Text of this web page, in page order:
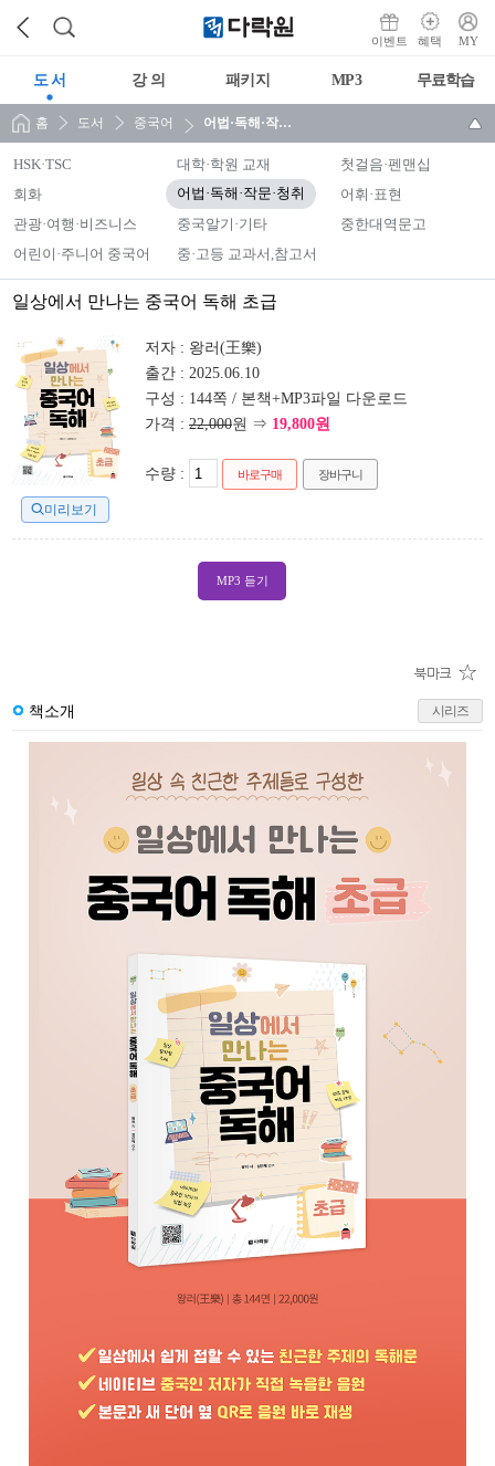
이벤트 혜택 MY
도 서 강 의 패키지 MP3 무료학습
홈 도서 중국어 어법·독해·작문·청취
HSK·TSC 대학·학원 교재
첫걸음·펜맨십
회화
어법·독해·작문·청취
어휘·표현
관광·여행·비즈니스
중국알기·기타
중한대역문고
어린이·주니어 중국어
중·고등 교과서,참고서
일상에서 만나는 중국어 독해 초급
미리보기
저자 : 왕러(王樂)
출간 : 2025.06.10
구성 : 144쪽 / 본책+MP3파일 다운로드
가격 : 22,000원 ⇒ 19,800원
수량 : 바로구매 장바구니
MP3 듣기
책소개 시리즈